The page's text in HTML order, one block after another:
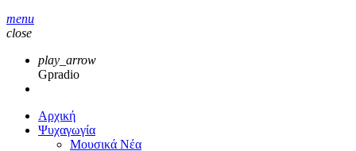
menu
close
play_arrow
Gpradio
Αρχική
Ψυχαγωγία
Μουσικά Νέα